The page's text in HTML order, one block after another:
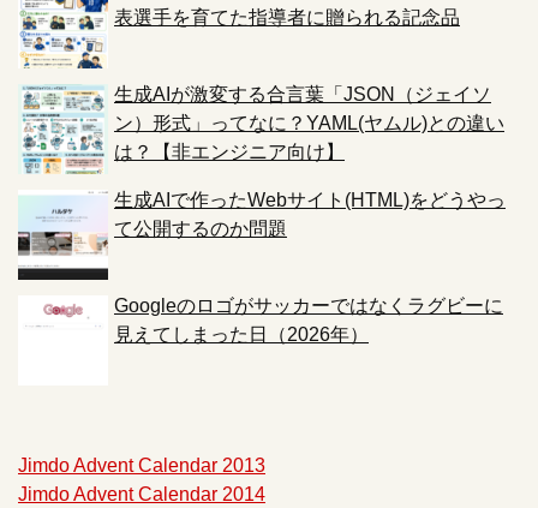
表選手を育てた指導者に贈られる記念品
生成AIが激変する合言葉「JSON（ジェイソ
ン）形式」ってなに？YAML(ヤムル)との違い
は？【非エンジニア向け】
生成AIで作ったWebサイト(HTML)をどうやっ
て公開するのか問題
Googleのロゴがサッカーではなくラグビーに
見えてしまった日（2026年）
Jimdo Advent Calendar 2013
Jimdo Advent Calendar 2014